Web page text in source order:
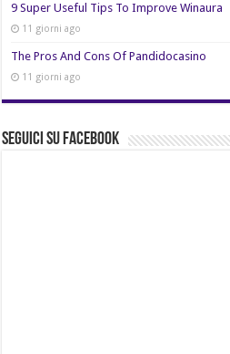
9 Super Useful Tips To Improve Winaura
11 giorni ago
The Pros And Cons Of Pandidocasino
11 giorni ago
Seguici su Facebook